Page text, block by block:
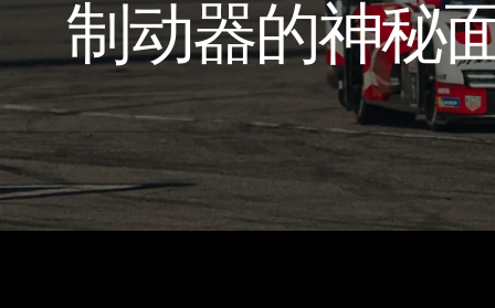
制动器的神秘